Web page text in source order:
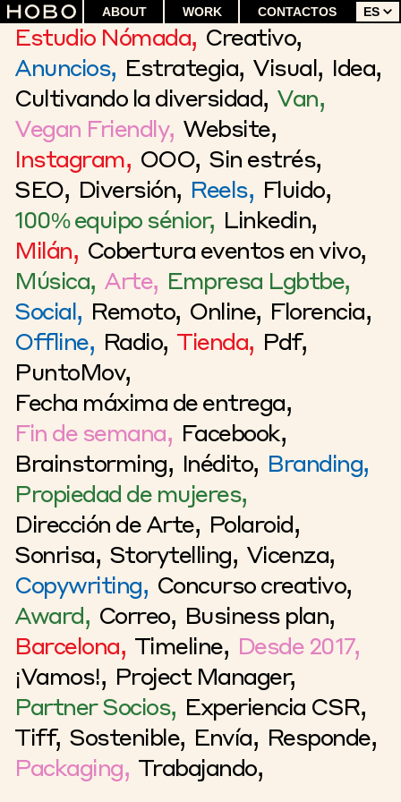
Saltar
al
contenido
ABOUT WORK CONTACTOS ES
Estudio Nómada, Creativo,
Anuncios, Estrategia, Visual, Idea,
Cultivando la diversidad, Van,
Vegan Friendly, Website,
Instagram, OOO, Sin estrés,
SEO, Diversión, Reels, Fluido,
100% equipo sénior, Linkedin,
Milán, Cobertura eventos en vivo,
Música, Arte, Empresa Lgbtbe,
Social, Remoto, Online, Florencia,
Offline, Radio, Tienda, Pdf,
PuntoMov,
Fecha máxima de entrega,
Fin de semana, Facebook,
Brainstorming, Inédito, Branding,
Propiedad de mujeres,
Dirección de Arte, Polaroid,
Sonrisa, Storytelling, Vicenza,
Copywriting, Concurso creativo,
Award, Correo, Business plan,
Barcelona, Timeline, Desde 2017,
¡Vamos!, Project Manager,
Partner Socios, Experiencia CSR,
Tiff, Sostenible, Envía, Responde,
Packaging, Trabajando,